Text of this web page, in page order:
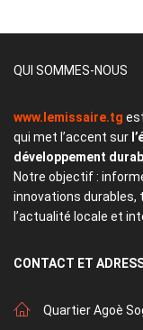
QUI SOMMES-NOUS
www.lemissaire.tg
qui met l’accent sur
développement
Notre objectif :
innovations
l’actualité locale et
CONTACT ET
Quartier Agoè